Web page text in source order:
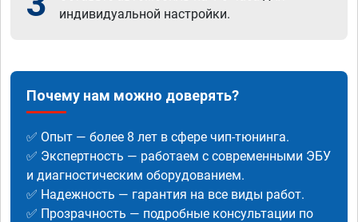
индивидуальной настройки.
Почему нам можно доверять?
✅ Опыт — более 8 лет в сфере чип-тюнинга.
✅ Экспертность — работаем с современными ЭБУ
и диагностическим оборудованием.
✅ Надежность — гарантия на все виды работ.
✅ Прозрачность — подробные консультации по